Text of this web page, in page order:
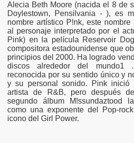
Alecia Beth Moore (nacida el 8 de
Doylestown, Pensilvania - ), es
nombre artístico P!nk, este
al personaje interpretado por el
Pink) en la película Reservoir
compositora estadounidense que
principios del 2000. Ha logrado
discos alrededor del mundo1
reconocida por su sentido único y
y su personal sonido. Pink inició
artista de R&B, pero después
segundo álbum M!ssundaztood
como una exponente del Pop-
icono del Girl Power.